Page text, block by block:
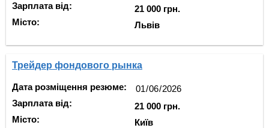
Зарплата від:
Місто:
21 000 грн.
Львів
Трейдер фондового рынка
Дата розміщення резюме:
Зарплата від:
Місто:
21 000 грн.
Київ